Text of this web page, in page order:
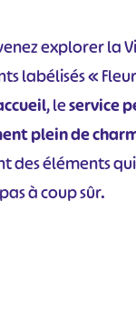
explorer la
labélisés «
, leservice
plein de
des éléments
à coup sûr.